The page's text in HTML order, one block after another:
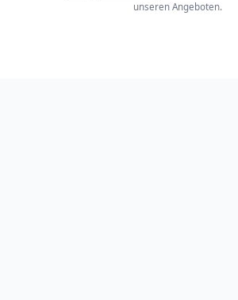
unseren Angeboten.